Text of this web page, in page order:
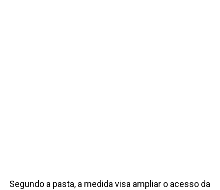
Segundo a pasta, a medida visa ampliar o acesso da